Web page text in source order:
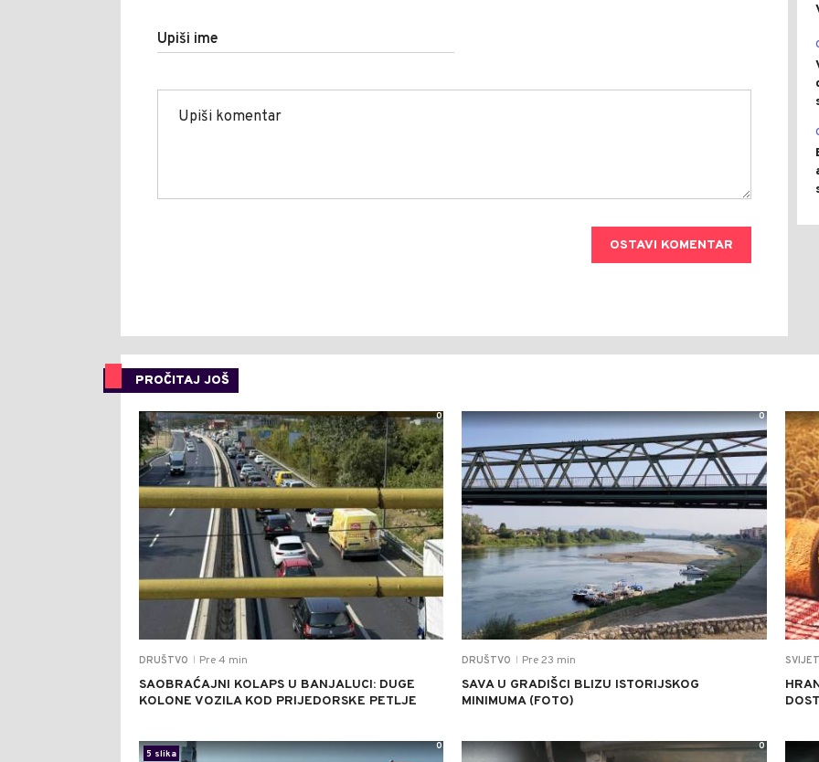
Upiši ime
OSTAVI KOMENTAR
PROČITAJ JOŠ
DRUŠTVO Pre 4 min
SAOBRAĆAJNI KOLAPS U BANJALUCI: DUGE
KOLONE VOZILA KOD PRIJEDORSKE PETLJE
0
DRUŠTVO Pre 23 min
SAVA U GRADIŠCI BLIZU ISTORIJSKOG
MINIMUMA (FOTO)
0
SVIJET
5 slika
0 0